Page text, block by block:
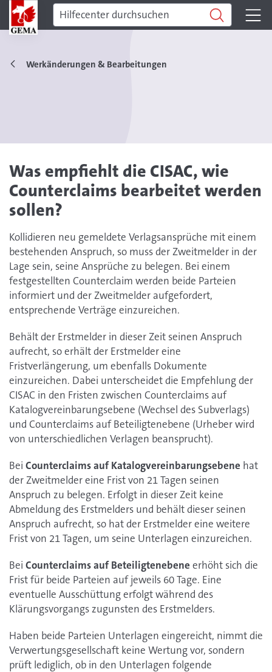
Werkänderungen & Bearbeitungen
Was empfiehlt die CISAC, wie
Counterclaims bearbeitet werden
sollen?
Kollidieren neu gemeldete Verlagsansprüche mit einem
bestehenden Anspruch, so muss der Zweitmelder in der
Lage sein, seine Ansprüche zu belegen. Bei einem
festgestellten Counterclaim werden beide Parteien
informiert und der Zweitmelder aufgefordert,
entsprechende Verträge einzureichen.
Behält der Erstmelder in dieser Zeit seinen Anspruch
aufrecht, so erhält der Erstmelder eine
Fristverlängerung, um ebenfalls Dokumente
einzureichen. Dabei unterscheidet die Empfehlung der
CISAC in den Fristen zwischen Counterclaims auf
Katalogvereinbarungsebene (Wechsel des Subverlags)
und Counterclaims auf Beteiligtenebene (Urheber wird
von unterschiedlichen Verlagen beansprucht).
Bei Counterclaims auf Katalogvereinbarungsebene hat
der Zweitmelder eine Frist von 21 Tagen seinen
Anspruch zu belegen. Erfolgt in dieser Zeit keine
Abmeldung des Erstmelders und behält dieser seinen
Anspruch aufrecht, so hat der Erstmelder eine weitere
Frist von 21 Tagen, um seine Unterlagen einzureichen.
Bei Counterclaims auf Beteiligtenebene erhöht sich die
Frist für beide Parteien auf jeweils 60 Tage. Eine
eventuelle Ausschüttung erfolgt während des
Klärungsvorgangs zugunsten des Erstmelders.
Haben beide Parteien Unterlagen eingereicht, nimmt die
Verwertungsgesellschaft keine Wertung vor, sondern
prüft lediglich, ob in den Unterlagen folgende